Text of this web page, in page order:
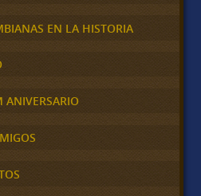
EN LA HISTORIA